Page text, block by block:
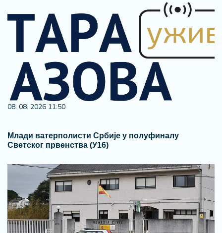
08. 08. 2026 11:50
Млади ватерполисти Србије у полуфиналу
Светског првенства (У16)